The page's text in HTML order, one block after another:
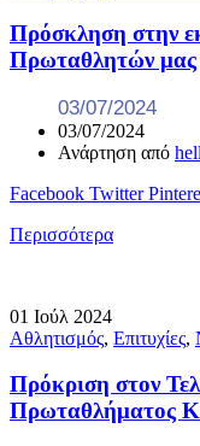
Πρόσκληση στην
Πρωταθλητών μας
03/07/2024
03/07/2024
Ανάρτηση από
Facebook Twitter
Περισσότερα
01 Ιούλ 2024
Αθλητισμός, Επιτυχίες,
Πρόκριση στον
Πρωταθλήματος